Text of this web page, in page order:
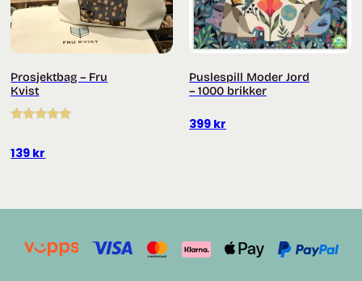
Prosjektbag – Fru
Kvist
av 5
139 kr
Puslespill Moder Jord
– 1000 brikker
399 kr